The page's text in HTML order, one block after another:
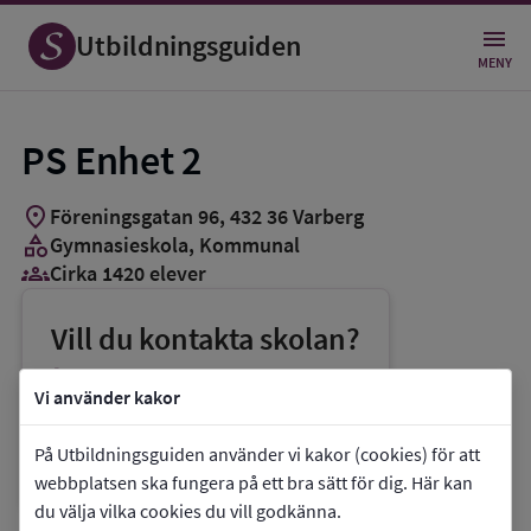
Vi använder kakor
På Utbildningsguiden använder vi kakor (cookies) för att
webbplatsen ska fungera på ett bra sätt för dig. Här kan
du välja vilka cookies du vill godkänna.
Utbildningsguiden MENY
PS Enhet 2
location_on Föreningsgatan 96, 432 36Varberg
categoryGymnasieskola, Kommunal
groups_3Cirka 1420 elever
Vill du kontakta skolan?
phoneTelefon:0340-88000
mailE-post:uan@varberg.se
linkWebbplats:PS Enhet 2